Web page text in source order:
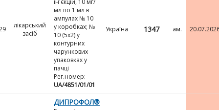
лікарський
засіб
ін'єкцій, 10 мг/
мл по 1 мл в
ампулах № 10
у коробках; №
10 (5х2) у
контурних
чарункових
упаковках у
пачці
Рег.номер:
UA/4851/01/01
Україна 1347 ам.
ДИПРОФОЛ®